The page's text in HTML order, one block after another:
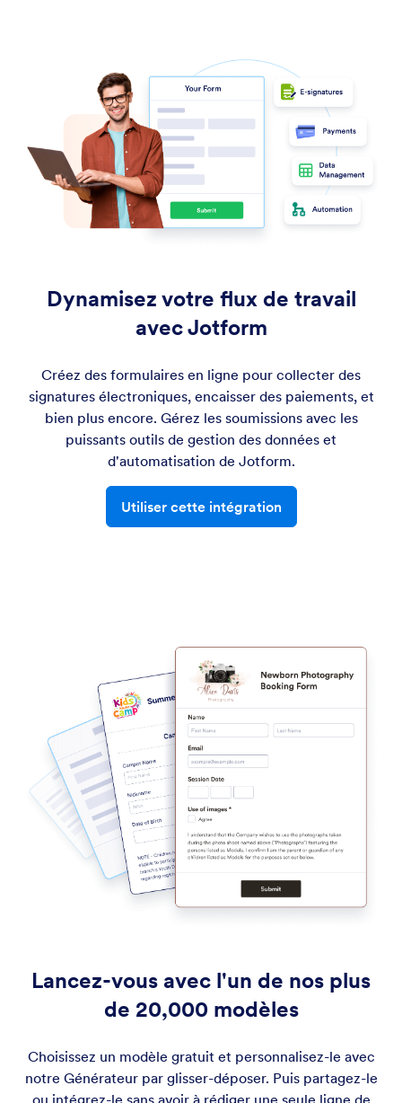
Dynamisez votre flux de travail
avec Jotform
Créez des formulaires en ligne pour collecter des
signatures électroniques, encaisser des paiements, et
bien plus encore. Gérez les soumissions avec les
puissants outils de gestion des données et
d'automatisation de Jotform.
Utiliser cette intégration
Lancez-vous avec l'un de nos plus
de 20,000 modèles
Choisissez un modèle gratuit et personnalisez-le avec
notre Générateur par glisser-déposer. Puis partagez-le